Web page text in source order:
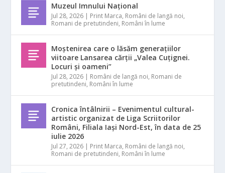
Muzeul Imnului Național
Jul 28, 2026 | Print Marca, Români de langă noi,
Romani de pretutindeni, Români în lume
Moștenirea care o lăsăm generațiilor
viitoare Lansarea cărții „Valea Cuțignei.
Locuri și oameni”
Jul 28, 2026 | Români de langă noi, Romani de
pretutindeni, Români în lume
Cronica întâlnirii – Evenimentul cultural-
artistic organizat de Liga Scriitorilor
Români, Filiala Iași Nord-Est, în data de 25
iulie 2026
Jul 27, 2026 | Print Marca, Români de langă noi,
Romani de pretutindeni, Români în lume